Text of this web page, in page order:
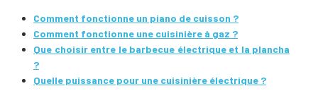
Comment fonctionne un piano de cuisson ?
Comment fonctionne une cuisinière à gaz ?
Que choisir entre le barbecue électrique et la plancha
?
Quelle puissance pour une cuisinière électrique ?